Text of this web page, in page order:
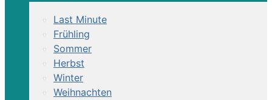
Last Minute
Frühling
Sommer
Herbst
Winter
Weihnachten